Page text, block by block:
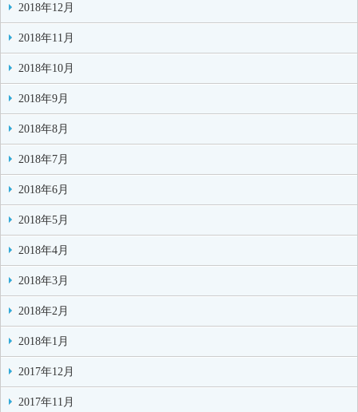
2018年12月
2018年11月
2018年10月
2018年9月
2018年8月
2018年7月
2018年6月
2018年5月
2018年4月
2018年3月
2018年2月
2018年1月
2017年12月
2017年11月